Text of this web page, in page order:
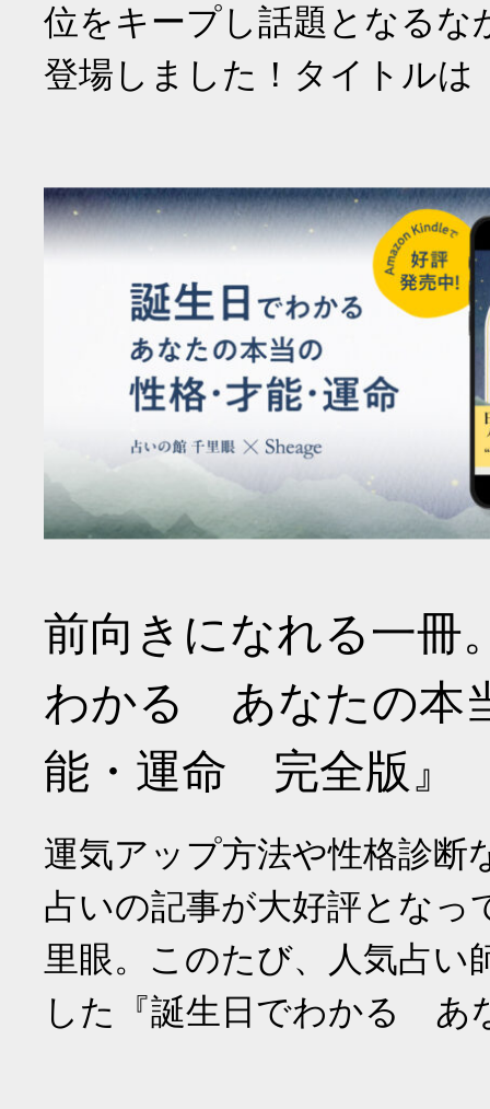
位をキープし話題となるな
登場しました！タイトルは
前向きになれる一冊
わかる あなたの本
能・運命 完全版』
運気アップ方法や性格診断
占いの記事が大好評となっ
里眼。このたび、人気占い
した『誕生日でわかる あ